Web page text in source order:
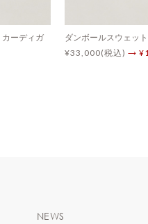
カーディガ
ダンボールスウェッ
¥33,000(税込) →
NEWS